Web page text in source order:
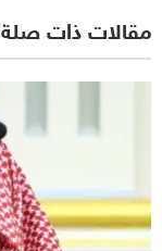
مقالات ذات صلة